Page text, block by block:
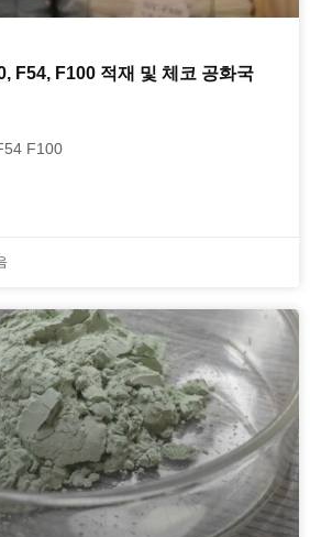
F54, F100 적재 및 체코 공화국
F100